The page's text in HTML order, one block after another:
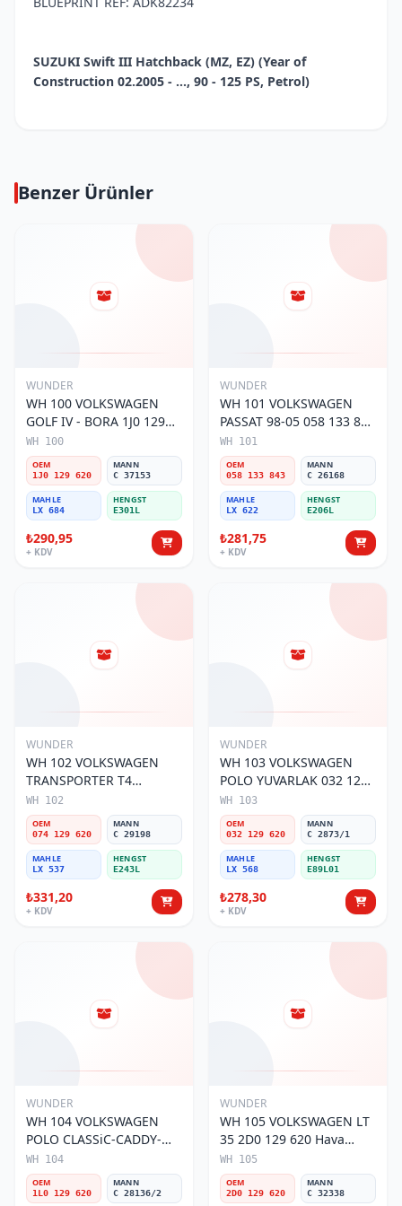
SUZUKI Swift III Hatchback (MZ, EZ) (Year of
Construction 02.2005 - ..., 90 - 125 PS, Petrol)
Benzer Ürünler
WUNDER
WH 100 VOLKSWAGEN
GOLF IV - BORA 1J0 129
620 Hava Filtresi
WH 100
OEM
1J0 129 620
MANN
C 37153
MAHLE
LX 684
HENGST
E301L
₺290,95
+ KDV
WUNDER
WH 101 VOLKSWAGEN
PASSAT 98-05 058 133 843
Hava Filtresi
WH 101
OEM
058 133 843
MANN
C 26168
MAHLE
LX 622
HENGST
E206L
₺281,75
+ KDV
WUNDER
WH 102 VOLKSWAGEN
TRANSPORTER T4
(SÜNGERSiZ) 074 129 620
Hava Filtresi
WH 102
OEM
074 129 620
MANN
C 29198
MAHLE
LX 537
HENGST
E243L
₺331,20
+ KDV
WUNDER
WH 103 VOLKSWAGEN
POLO YUVARLAK 032 129
620 Hava Filtresi
WH 103
OEM
032 129 620
MANN
C 2873/1
MAHLE
LX 568
HENGST
E89L01
₺278,30
+ KDV
WUNDER
WH 104 VOLKSWAGEN
POLO CLASSiC-CADDY-
SEAT iBiZA 1L0 129 620
Hava Filtresi
WH 104
OEM
1L0 129 620
MANN
C 28136/2
WUNDER
WH 105 VOLKSWAGEN LT
35 2D0 129 620 Hava
Filtresi
WH 105
OEM
2D0 129 620
MANN
C 32338